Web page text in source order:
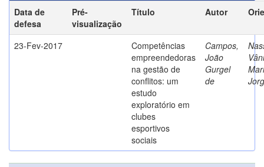
Data de
defesa
Pré-
visualização
Título Autor
23-Fev-2017
Competências
empreendedoras
na gestão de
conflitos: um
estudo
exploratório em
clubes
esportivos
sociais
Campos,
João
Gurgel
de